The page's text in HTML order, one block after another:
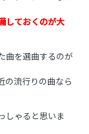
しておくのが大
曲を選曲するのが
の流行りの曲なら
しゃると思いま